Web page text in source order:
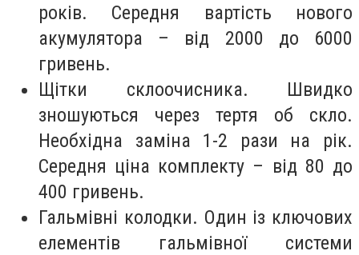
років. Середня вартість нового
акумулятора – від 2000 до 6000
гривень.
Щітки склоочисника. Швидко
зношуються через тертя об скло.
Необхідна заміна 1-2 рази на рік.
Середня ціна комплекту – від 80 до
400 гривень.
Гальмівні колодки. Один із ключових
елементів гальмівної системи